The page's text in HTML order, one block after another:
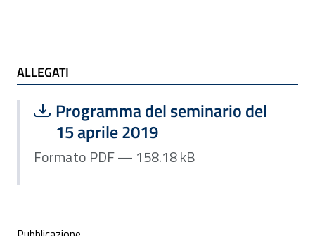
ALLEGATI
ALLEGATI
Scarica file:
Programma del seminario del
15 aprile 2019
Formato PDF — Dimensione 158.18 kB
Formato PDF — 158.18 kB